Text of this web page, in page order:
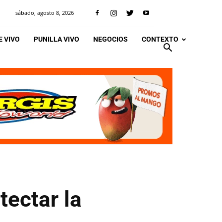
sábado, agosto 8, 2026
VIVO PUNILLA VIVO NEGOCIOS CONTEXTO
la